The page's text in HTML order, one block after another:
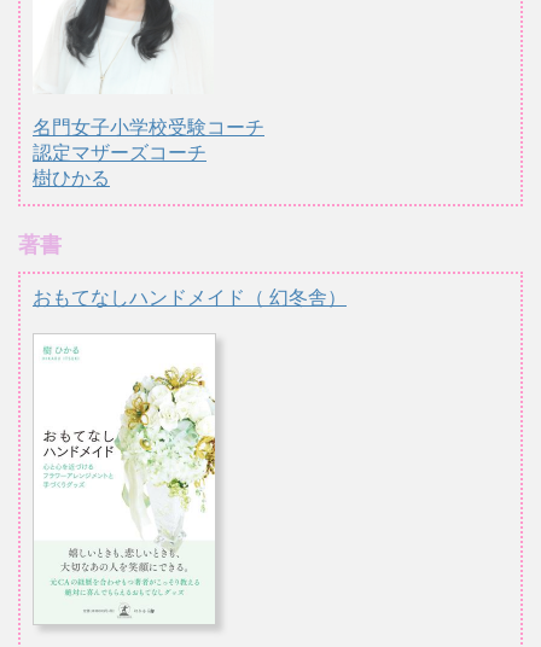
名門女子小学校受験コーチ
認定マザーズコーチ
樹ひかる
著書
おもてなしハンドメイド（ 幻冬舎）